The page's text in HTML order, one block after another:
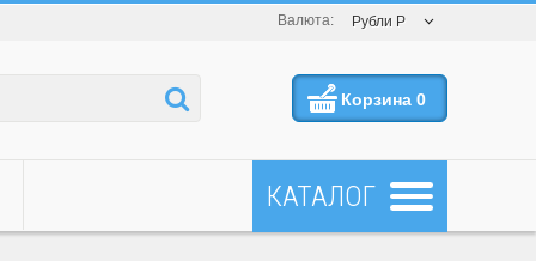
Валюта: Рубли Р
Корзина 0